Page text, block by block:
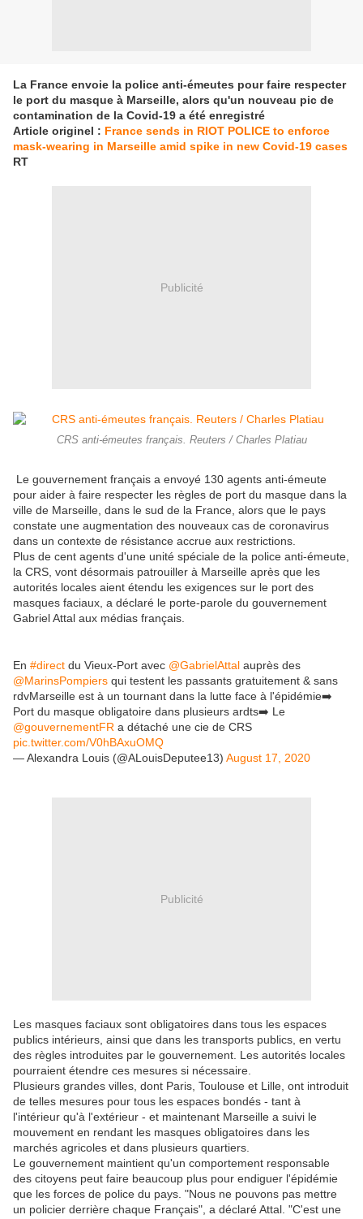
La France envoie la police anti-émeutes pour faire respecter
le port du masque à Marseille, alors qu'un nouveau pic de
contamination de la Covid-19 a été enregistré
Article originel : France sends in RIOT POLICE to enforce
mask-wearing in Marseille amid spike in new Covid-19 cases
RT
Publicité
CRS anti-émeutes français. Reuters / Charles Platiau
Le gouvernement français a envoyé 130 agents anti-émeute
pour aider à faire respecter les règles de port du masque dans la
ville de Marseille, dans le sud de la France, alors que le pays
constate une augmentation des nouveaux cas de coronavirus
dans un contexte de résistance accrue aux restrictions.
Plus de cent agents d'une unité spéciale de la police anti-émeute,
la CRS, vont désormais patrouiller à Marseille après que les
autorités locales aient étendu les exigences sur le port des
masques faciaux, a déclaré le porte-parole du gouvernement
Gabriel Attal aux médias français.
En #direct du Vieux-Port avec @GabrielAttal auprès des
@MarinsPompiers qui testent les passants gratuitement & sans
rdvMarseille est à un tournant dans la lutte face à l'épidémie➡️
Port du masque obligatoire dans plusieurs ardts➡️ Le
@gouvernementFR a détaché une cie de CRS
pic.twitter.com/V0hBAxuOMQ
— Alexandra Louis (@ALouisDeputee13) August 17, 2020
Publicité
Les masques faciaux sont obligatoires dans tous les espaces
publics intérieurs, ainsi que dans les transports publics, en vertu
des règles introduites par le gouvernement. Les autorités locales
pourraient étendre ces mesures si nécessaire.
Plusieurs grandes villes, dont Paris, Toulouse et Lille, ont introduit
de telles mesures pour tous les espaces bondés - tant à
l'intérieur qu'à l'extérieur - et maintenant Marseille a suivi le
mouvement en rendant les masques obligatoires dans les
marchés agricoles et dans plusieurs quartiers.
Le gouvernement maintient qu'un comportement responsable
des citoyens peut faire beaucoup plus pour endiguer l'épidémie
que les forces de police du pays. "Nous ne pouvons pas mettre
un policier derrière chaque Français", a déclaré Attal. "C'est une